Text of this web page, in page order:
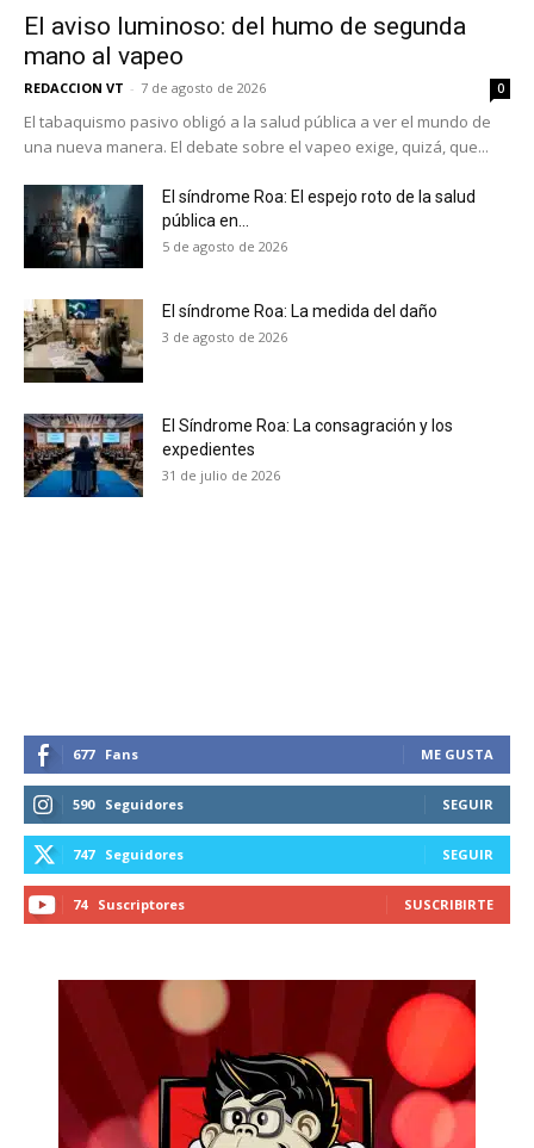
No te pierdas de las
receive all the news of vaping and
tobacco harm reduction in your email.
SUBSCRIBIRSE
El aviso luminoso: del humo de segunda
mano al vapeo
REDACCION VT - 7 de agosto de 2026 0
El tabaquismo pasivo obligó a la salud pública a ver el mundo de
una nueva manera. El debate sobre el vapeo exige, quizá, que...
El síndrome Roa: El espejo roto de la salud
pública en...
5 de agosto de 2026
El síndrome Roa: La medida del daño
3 de agosto de 2026
El Síndrome Roa: La consagración y los
expedientes
31 de julio de 2026
677 Fans ME GUSTA
590 Seguidores SEGUIR
747 Seguidores SEGUIR
74 Suscriptores SUSCRIBIRTE